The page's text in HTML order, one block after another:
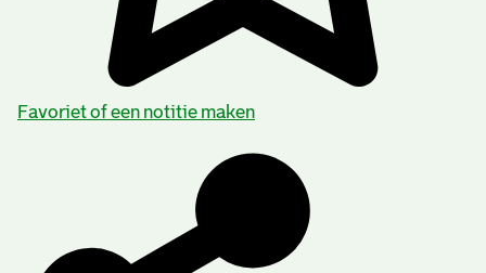
Favoriet of een notitie maken